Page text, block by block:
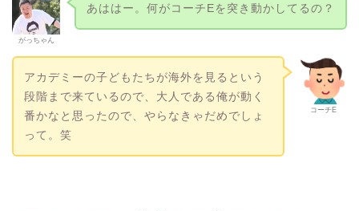
がっちゃん
あははー。何がコーチEを突き動かしてるの？
コーチE
アカデミーの子どもたちが海外を見るという
段階まで来ているので、大人である俺が動く
番かなと思ったので、やらなきゃだめでしょ
って。笑